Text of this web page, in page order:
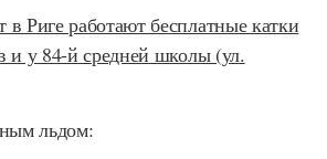
Риге работают бесплатные катки
и у 84-й средней школы (ул.
льдом: